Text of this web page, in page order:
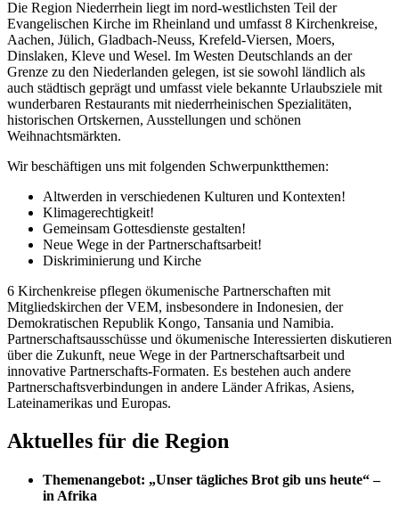
Die Region Niederrhein liegt im nord-westlichsten Teil der
Evangelischen Kirche im Rheinland und umfasst 8 Kirchenkreise,
Aachen, Jülich, Gladbach-Neuss, Krefeld-Viersen, Moers,
Dinslaken, Kleve und Wesel. Im Westen Deutschlands an der
Grenze zu den Niederlanden gelegen, ist sie sowohl ländlich als
auch städtisch geprägt und umfasst viele bekannte Urlaubsziele mit
wunderbaren Restaurants mit niederrheinischen Spezialitäten,
historischen Ortskernen, Ausstellungen und schönen
Weihnachtsmärkten.
Wir beschäftigen uns mit folgenden Schwerpunktthemen:
Altwerden in verschiedenen Kulturen und Kontexten!
Klimagerechtigkeit!
Gemeinsam Gottesdienste gestalten!
Neue Wege in der Partnerschaftsarbeit!
Diskriminierung und Kirche
6 Kirchenkreise pflegen ökumenische Partnerschaften mit
Mitgliedskirchen der VEM, insbesondere in Indonesien, der
Demokratischen Republik Kongo, Tansania und Namibia.
Partnerschaftsausschüsse und ökumenische Interessierten diskutieren
über die Zukunft, neue Wege in der Partnerschaftsarbeit und
innovative Partnerschafts-Formaten. Es bestehen auch andere
Partnerschaftsverbindungen in andere Länder Afrikas, Asiens,
Lateinamerikas und Europas.
Aktuelles für die Region
Themenangebot: „Unser tägliches Brot gib uns heute“ –
in Afrika